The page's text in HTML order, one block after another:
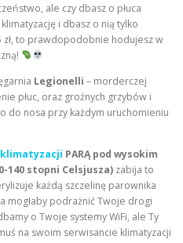
ale czy dbasz o płuca
i dbasz o nią tylko
zł, to prawdopodobnie hodujesz w
Legionelli – morderczej
płuc, oraz groźnych grzybów i
do nosa przy każdym uruchomieniu
klimatyzacji PARĄ pod wysokim
140 stopni Celsjusza) zabija to
każdą szczelinę parownika
mogłaby podrażnić Twoje drogi
o Twoje systemy WiFi, ale Ty
na swoim serwisancie klimatyzacji